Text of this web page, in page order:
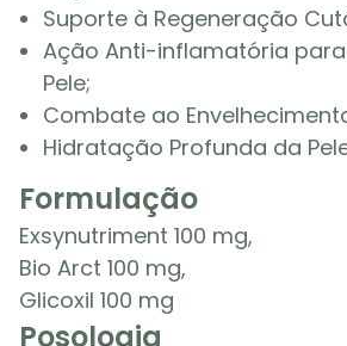
Suporte à Regeneração
Ação Anti-inflamatória
Pele;
Combate ao
Hidratação Profunda da
Formulação
Exsynutriment 100 mg,
Bio Arct 100 mg,
Glicoxil 100 mg
Posologia